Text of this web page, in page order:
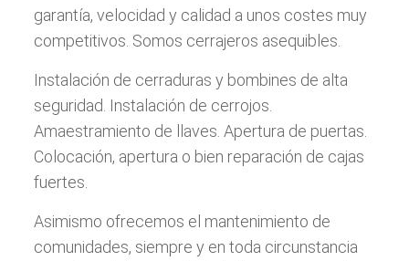
garantía, velocidad y calidad a unos costes muy
competitivos. Somos cerrajeros asequibles.
Instalación de cerraduras y bombines de alta
seguridad. Instalación de cerrojos.
Amaestramiento de llaves. Apertura de puertas.
Colocación, apertura o bien reparación de cajas
fuertes.
Asimismo ofrecemos el mantenimiento de
comunidades, siempre y en toda circunstancia